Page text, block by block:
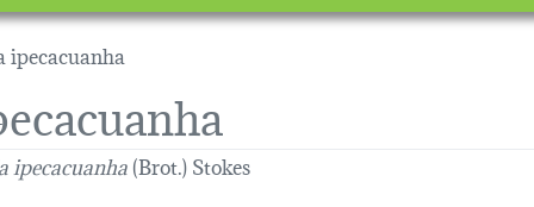
ipecacuanha
ipecacuanha(Brot.) Stokes